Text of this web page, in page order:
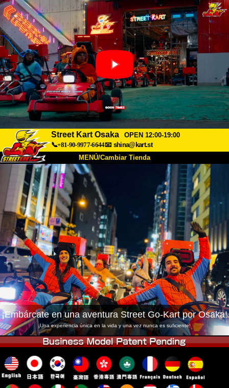
Street Kart Osaka
OPEN 12:00-19:00
📞+81-90-9977-6644📧 shina@kart.st
MENÚ/Cambiar Tienda
Acerca de Especificaciones Precios
Acceso Testimonios Preguntas Frecuentes
Empresa Reservas
Cambiar Tienda
Tokyo Shinagawa Tokyo Akihabara#1
Tokyo Akihabara#2 Tokyo Shibuya
Tokyo Shibuya Annex Tokyo Bay
Tokyo Asakusa Osaka
Okinawa
¡Embárcate en una aventura Street Go-Kart por Osaka!
¡Una experiencia única en la vida y una vez nunca es suficiente!